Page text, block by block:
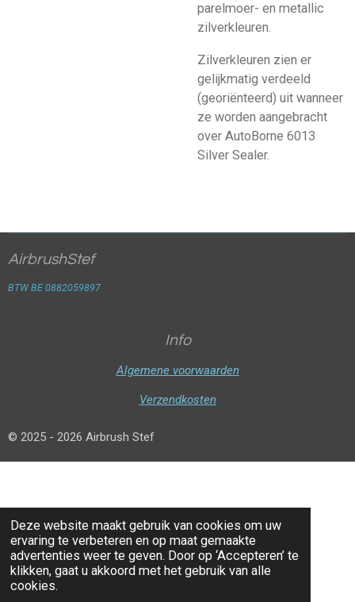
Deze website maakt gebruik van cookies om uw
ervaring te verbeteren en op maat gemaakte
advertenties weer te geven. Door op ‘Accepteren’ te
klikken, gaat u akkoord met het gebruik van alle
cookies.
parelmoer- en metallic
zilverkleuren.
Zilverkleuren zien er
gelijkmatig verdeeld
(georiënteerd) uit wanneer
ze worden aangebracht
over AutoBorne 6013
Silver Sealer.
AirbrushStef
BTW BE 0882059897
Info
Algemene voorwaarden
Verzendkosten
© 2025 - 2026 Airbrush Stef